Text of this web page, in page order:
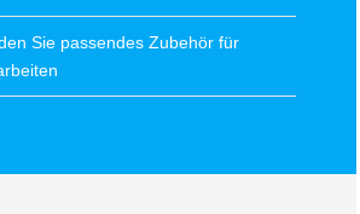
Sie passendes Zubehör für